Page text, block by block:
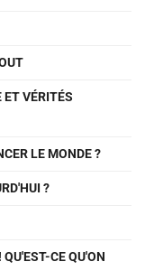
VÉRITÉS
LE MONDE ?
?
CE QU'ON